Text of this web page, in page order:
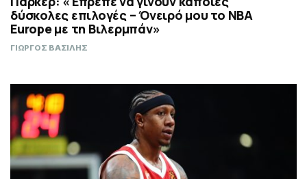
δύσκολες επιλογές – Όνειρό μου το NBA
Europe με τη Βιλερμπάν»
ΓΙΩΡΓΟΣ ΒΑΣΙΛΗΣ